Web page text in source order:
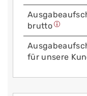
brutto
für unsere